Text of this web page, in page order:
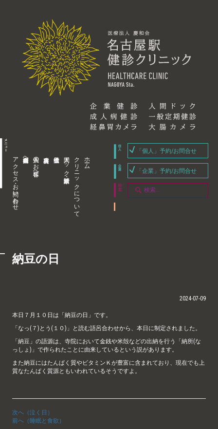
アクセス・お問い合わせ 企業内担当者様へ 個人のお客様へ 人間ドック・健康診断 クリニックについて ホーム
「個人」予約/お問合せ
「企業」予約/お問合せ
納豆の日
2024-07-09
本日７月１０日は「納豆の日」です。
「なっ(７)とう(１０)」と読む語呂合わせから、本日に制定されました。
「納豆」の語源は、寺院において金銭や米殻などの出納を行う「納所(な
っしょ)」で作られたことに由来しているという説があります。
また納豆にはたんぱく質やビタミンＫが豊富に含まれており、現在でも上
質なたんぱく質源ともいわれているそうですよ。
次へ（泣く日）
前へ（睡眠と食欲）